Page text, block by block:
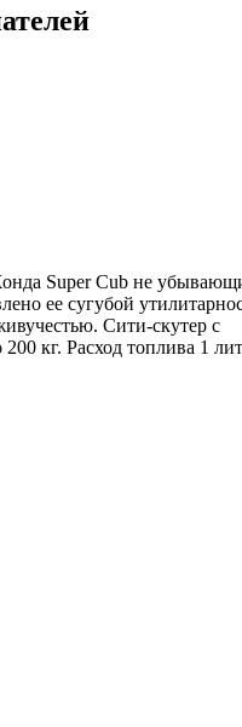
Super Cub не
ее сугубой
Сити-скутер с
кг. Расход топлива 1